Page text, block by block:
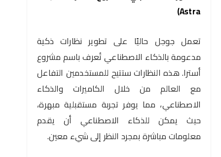
Astra)
تعمل جوجل حاليًا على تطوير نظارات ذكية
مدعومة بالذكاء الاصطناعي تُعرف باسم مشروع
أسترا. هذه النظارات ستتيح للمستخدمين التفاعل
مع العالم من خلال الكاميرات والذكاء
الاصطناعي، مما يوفر تجربة مستقبلية مبهرة،
حيث يمكن للذكاء الاصطناعي أن يقدم
معلومات مباشرة بمجرد النظر إلى شيء معين.